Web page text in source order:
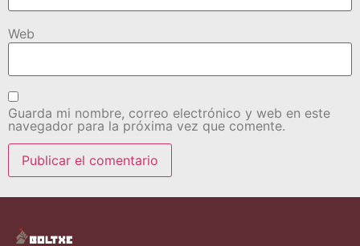
Web
Guarda mi nombre, correo electrónico y web en este
navegador para la próxima vez que comente.